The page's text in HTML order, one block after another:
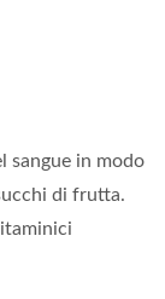
sangue in modo
di frutta.